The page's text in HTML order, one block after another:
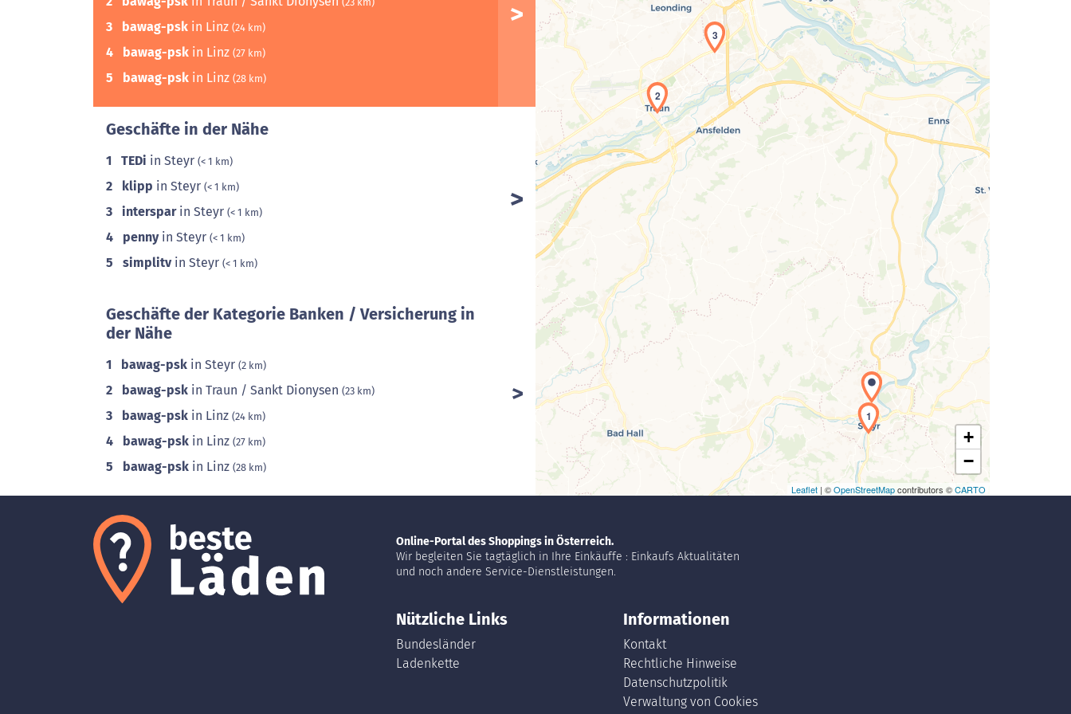
3 bawag-psk in Linz (24 km)
4 bawag-psk in Linz (27 km)
5 bawag-psk in Linz (28 km)
Geschäfte in der Nähe
1 TEDi in Steyr (< 1 km)
2 klipp in Steyr (< 1 km)
3 intersparin Steyr (< 1 km)
4 pennyin Steyr (< 1 km)
5 simplitvin Steyr (< 1 km)
Geschäfte der Kategorie Banken / Versicherung in
der Nähe
1 bawag-psk in Steyr (2 km)
2 bawag-psk in Traun / Sankt Dionysen (23 km)
3 bawag-psk in Linz (24 km)
4 bawag-psk in Linz (27 km)
5 bawag-psk in Linz (28 km)
Laden der Karte...
1
2
3
+
−
Leaflet | ©OpenStreetMapcontributors ©CARTO
Online-Portal des Shoppings in Österreich.
Wir begleiten Sie tagtäglich in Ihre Einkäuffe : Einkaufs Aktualitäten
und noch andere Service-Dienstleistungen.
Nützliche Links
Bundesländer
Ladenkette
Informationen
Kontakt
Rechtliche Hinweise
Datenschutzpolitik
Verwaltung von Cookies